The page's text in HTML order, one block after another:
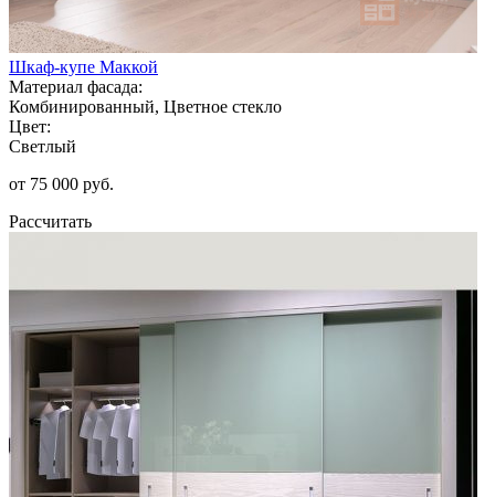
Шкаф-купе Маккой
Материал фасада:
Комбинированный, Цветное стекло
Цвет:
Светлый
от 75 000 руб.
Рассчитать